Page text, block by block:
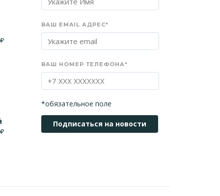
₽
₽
ВАШ EMAIL АДРЕС*
ВАШ НОМЕР ТЕЛЕФОНА*
*обязательное поле